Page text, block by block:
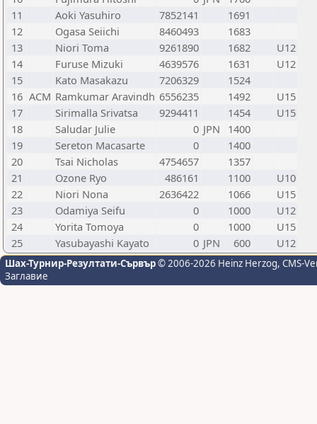
11
Aoki Yasuhiro 7852141
1691
12
Ogasa Seiichi 8460493
1683
13
Niori Toma 9261890 1682
U12
14
Furuse Mizuki 4639576 1631
U12
15
Kato Masakazu 7206329
1524
16 ACM Ramkumar Aravindh 6556235 1492
U15
17
Sirimalla Srivatsa 9294411 1454
U15
18
Saludar Julie 0 JPN
1400
19
Sereton Macasarte 0
1400
20
Tsai Nicholas 4754657
1357
21
Ozone Ryo 486161 1100
U10
22
Niori Nona 2636422 1066
U15
23
Odamiya Seifu 0 1000
U12
24
Yorita Tomoya 0 1000
U15
25
Yasubayashi Kayato 0 JPN 600 U12
Шах-Турнир-Резултати-Сървър© 2006-2026 Heinz Herzog, CMS-
Заглавие